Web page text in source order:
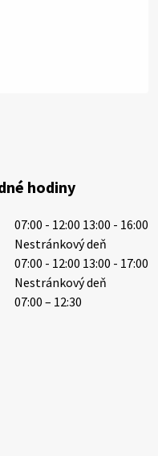
že vo veku
rodená
Vážení obyvatelia!S
že vo veku
Pohreb zosnulého
hodiny
07:00 - 12:00 13:00 - 16:00
Nestránkový deň
07:00 - 12:00 13:00 - 17:00
Nestránkový deň
07:00 – 12:30